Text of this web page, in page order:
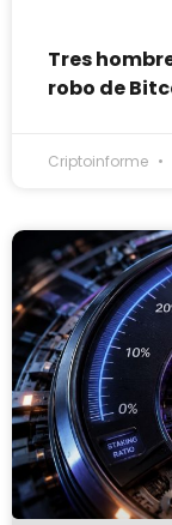
Tres
robo de
Criptoinforme